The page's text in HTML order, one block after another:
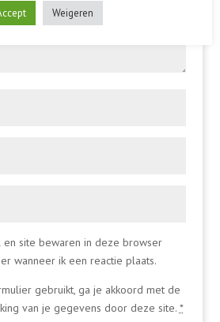
en site bewaren in deze browser
wanneer ik een reactie plaats.
gebruikt, ga je akkoord met de
van je gegevens door deze site. *
Weigeren